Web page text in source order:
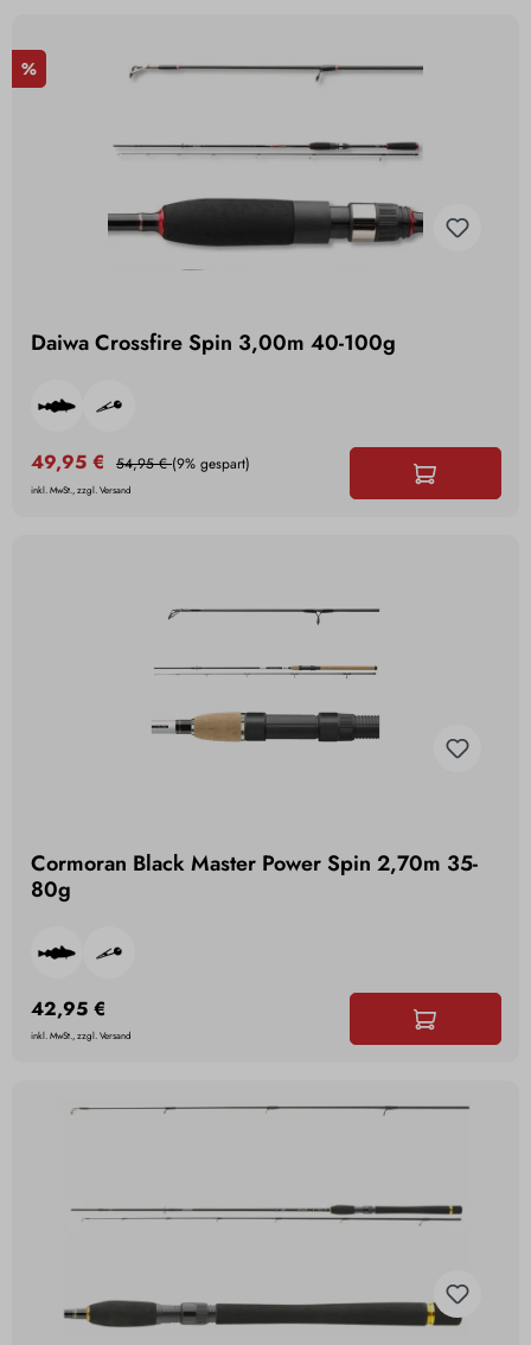
%
Daiwa Crossfire Spin 3,00m 40-100g
49,95 € 54,95 €(9% gespart)
inkl. MwSt., zzgl. Versand
Cormoran Black Master Power Spin 2,70m 35-
80g
42,95 €
inkl. MwSt., zzgl. Versand